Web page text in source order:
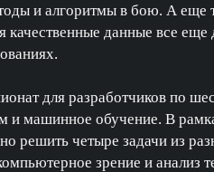
и алгоритмы в бою. А еще
данные все еще
для разработчиков по
и машинное обучение. В
решить четыре задачи из
зрение и анализ